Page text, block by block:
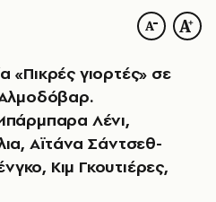
«Πικρές γιορτές» σε
Λένι,
Αϊτάνα Σάντσεθ-
Κιμ Γκουτιέρες,